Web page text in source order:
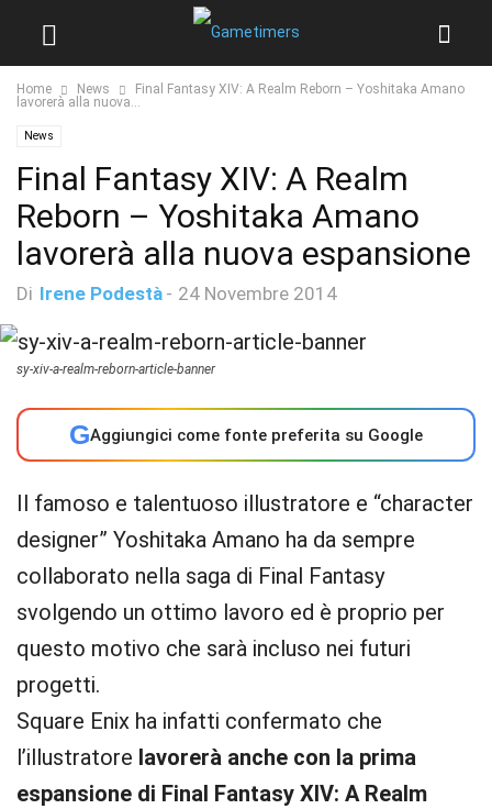
Home News
Final Fantasy XIV: A Realm Reborn – Yoshitaka Amano
lavorerà alla nuova...
News
Final Fantasy XIV: A Realm
Reborn – Yoshitaka Amano
lavorerà alla nuova espansione
Di Irene Podestà - 24 Novembre 2014
sy-xiv-a-realm-reborn-article-banner
GAggiungici come fonte preferita su Google
Il famoso e talentuoso illustratore e “character
designer” Yoshitaka Amano ha da sempre
collaborato nella saga di Final Fantasy
svolgendo un ottimo lavoro ed è proprio per
questo motivo che sarà incluso nei futuri
progetti.
Square Enix ha infatti confermato che
l’illustratore lavorerà anche con la prima
espansione di Final Fantasy XIV: A Realm